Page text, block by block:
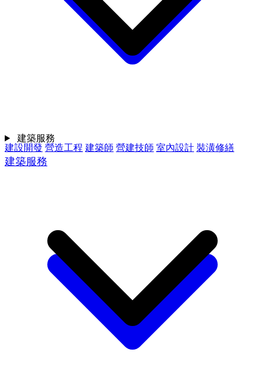
建設開發 營造工程 建築師 營建技師 室內設計 裝潢修繕
建築服務
建築服務